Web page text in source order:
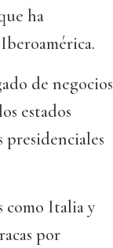
ha
de negocios
estados
presidenciales
como Italia y
por